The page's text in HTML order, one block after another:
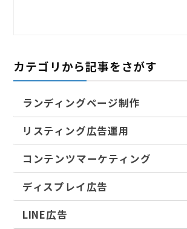
カテゴリから記事をさがす
ランディングページ制作
リスティング広告運用
コンテンツマーケティング
ディスプレイ広告
LINE広告